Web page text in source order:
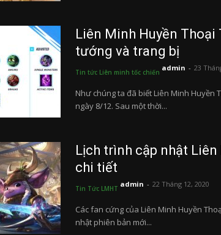
Liên Minh Huyền Thoại
tướng và trang bị
Tin tức Liên minh tốc chiến admin - 23
Như chúng ta đã biết Liên Minh Huyền
ngày 8/12. Sau một thời...
Lịch trình cập nhật Liên
chi tiết
Tin Tức LMHT admin - 22 Tháng 12, 2020
Các fan cứng của Liên Minh Huyền
nhật phiên bản mới...